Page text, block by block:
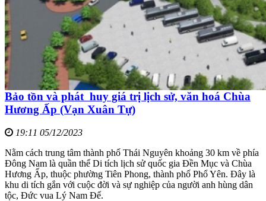
Bảo tồn và phát huy giá trị lịch sử, văn hoá Chùa
Hương Ấp (Vạn Xuân Tự)
19:11 05/12/2023
Nằm cách trung tâm thành phố Thái Nguyên khoảng 30 km về phía
Đông Nam là quần thể Di tích lịch sử quốc gia Đền Mục và Chùa
Hương Ấp, thuộc phường Tiên Phong, thành phố Phổ Yên. Đây là
khu di tích gắn với cuộc đời và sự nghiệp của người anh hùng dân
tộc, Đức vua Lý Nam Đế.